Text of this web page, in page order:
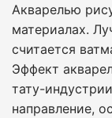
Акварелью
материалах.
считается
Эффект
тату-
направление,